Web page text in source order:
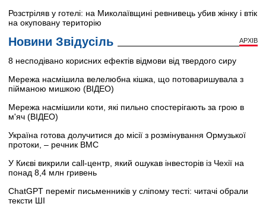
Розстріляв у готелі: на Миколаївщині ревнивець убив жінку і втік
на окуповану територію
Новини Звідусіль АРХІВ
8 несподівано корисних ефектів відмови від твердого сиру
Мережа насмішила велелюбна кішка, що потоваришувала з
пійманою мишкою (ВІДЕО)
Мережа насмішили коти, які пильно спостерігають за грою в
м'яч (ВІДЕО)
Україна готова долучитися до місії з розмінування Ормузької
протоки, – речник ВМС
У Києві викрили call-центр, який ошукав інвесторів із Чехії на
понад 8,4 млн гривень
ChatGPT переміг письменників у сліпому тесті: читачі обрали
тексти ШІ